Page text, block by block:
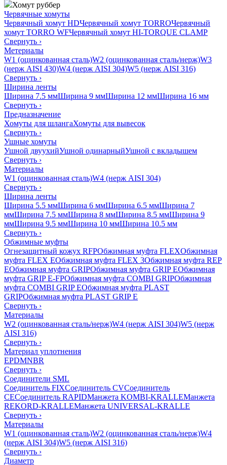
Хомут руббер
Червячные хомуты
Червячный хомут HDЧервячный хомут TORROЧервячный
хомут TORRO WFЧервячный хомут HI-TORQUE CLAMP
Свернуть ›
Метериалы
W1 (оцинкованная сталь)W2 (оцинкованная сталь/нерж)W3
(нерж AISI 430)W4 (нерж AISI 304)W5 (нерж AISI 316)
Свернуть ›
Ширина ленты
Ширина 7.5 ммШирина 9 ммШирина 12 ммШирина 16 мм
Свернуть ›
Предназначение
Хомуты для шлангаХомуты для вывесок
Свернуть ›
Ушные хомуты
Ушной двуухийУшной одинарныйУшной с вкладышем
Свернуть ›
Материалы
W1 (оцинкованная сталь)W4 (нерж AISI 304)
Свернуть ›
Ширина ленты
Ширина 5.5 ммШирина 6 ммШирина 6.5 ммШирина 7
ммШирина 7.5 ммШирина 8 ммШирина 8.5 ммШирина 9
ммШирина 9.5 ммШирина 10 ммШирина 10.5 мм
Свернуть ›
Обжимные муфты
Огнезащитный кожух RFPОбжимная муфта FLEXОбжимная
муфта FLEX EОбжимная муфта FLEX 3Обжимная муфта REP
EОбжимная муфта GRIPОбжимная муфта GRIP EОбжимная
муфта GRIP E-FPОбжимная муфта COMBI GRIPОбжимная
муфта COMBI GRIP EОбжимная муфта PLAST
GRIPОбжимная муфта PLAST GRIP E
Свернуть ›
Материалы
W2 (оцинкованная сталь/нерж)W4 (нерж AISI 304)W5 (нерж
AISI 316)
Свернуть ›
Материал уплотнения
EPDMNBR
Свернуть ›
Соединители SML
Соединитель FIXСоединитель CVСоединитель
CEСоединитель RAPIDМанжета KOMBI-KRALLEМанжета
REKORD-KRALLEМанжета UNIVERSAL-KRALLE
Свернуть ›
Материалы
W1 (оцинкованная сталь)W2 (оцинкованная сталь/нерж)W4
(нерж AISI 304)W5 (нерж AISI 316)
Свернуть ›
Диаметр